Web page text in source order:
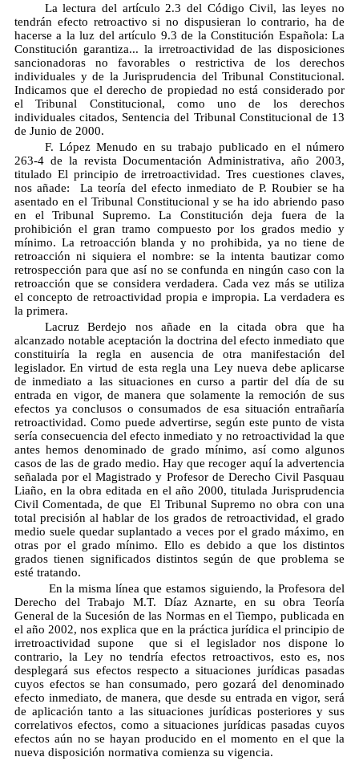
La lectura del artículo 2.3 del Código Civil, las leyes no
tendrán efecto retroactivo si no dispusieran lo contrario, ha de
hacerse a la luz del artículo 9.3 de la Constitución Española: La
Constitución garantiza... la irretroactividad de las disposiciones
sancionadoras no favorables o restrictiva de los derechos
individuales y de la Jurisprudencia del Tribunal Constitucional.
Indicamos que el derecho de propiedad no está considerado por
el Tribunal Constitucional, como uno de los derechos
individuales citados, Sentencia del Tribunal Constitucional de 13
de Junio de 2000.
F. López Menudo en su trabajo publicado en el número
263-4 de la revista Documentación Administrativa, año 2003,
titulado El principio de irretroactividad. Tres cuestiones claves,
nos añade:  La teoría del efecto inmediato de P. Roubier se ha
asentado en el Tribunal Constitucional y se ha ido abriendo paso
en el Tribunal Supremo. La Constitución deja fuera de la
prohibición el gran tramo compuesto por los grados medio y
mínimo. La retroacción blanda y no prohibida, ya no tiene de
retroacción ni siquiera el nombre: se la intenta bautizar como
retrospección para que así no se confunda en ningún caso con la
retroacción que se considera verdadera. Cada vez más se utiliza
el concepto de retroactividad propia e impropia. La verdadera es
la primera.
Lacruz Berdejo nos añade en la citada obra que ha
alcanzado notable aceptación la doctrina del efecto inmediato que
constituiría la regla en ausencia de otra manifestación del
legislador. En virtud de esta regla una Ley nueva debe aplicarse
de inmediato a las situaciones en curso a partir del día de su
entrada en vigor, de manera que solamente la remoción de sus
efectos ya conclusos o consumados de esa situación entrañaría
retroactividad. Como puede advertirse, según este punto de vista
sería consecuencia del efecto inmediato y no retroactividad la que
antes hemos denominado de grado mínimo, así como algunos
casos de las de grado medio. Hay que recoger aquí la advertencia
señalada por el Magistrado y Profesor de Derecho Civil Pasquau
Liaño, en la obra editada en el año 2000, titulada Jurisprudencia
Civil Comentada, de que  El Tribunal Supremo no obra con una
total precisión al hablar de los grados de retroactividad, el grado
medio suele quedar suplantado a veces por el grado máximo, en
otras por el grado mínimo. Ello es debido a que los distintos
grados tienen significados distintos según de que problema se
esté tratando.
En la misma línea que estamos siguiendo, la Profesora del
Derecho del Trabajo M.T. Díaz Aznarte, en su obra Teoría
General de la Sucesión de las Normas en el Tiempo, publicada en
el año 2002, nos explica que en la práctica jurídica el principio de
irretroactividad supone que si el legislador nos dispone lo
contrario, la Ley no tendría efectos retroactivos, esto es, nos
desplegará sus efectos respecto a situaciones jurídicas pasadas
cuyos efectos se han consumado, pero gozará del denominado
efecto inmediato, de manera, que desde su entrada en vigor, será
de aplicación tanto a las situaciones jurídicas posteriores y sus
correlativos efectos, como a situaciones jurídicas pasadas cuyos
efectos aún no se hayan producido en el momento en el que la
nueva disposición normativa comienza su vigencia.